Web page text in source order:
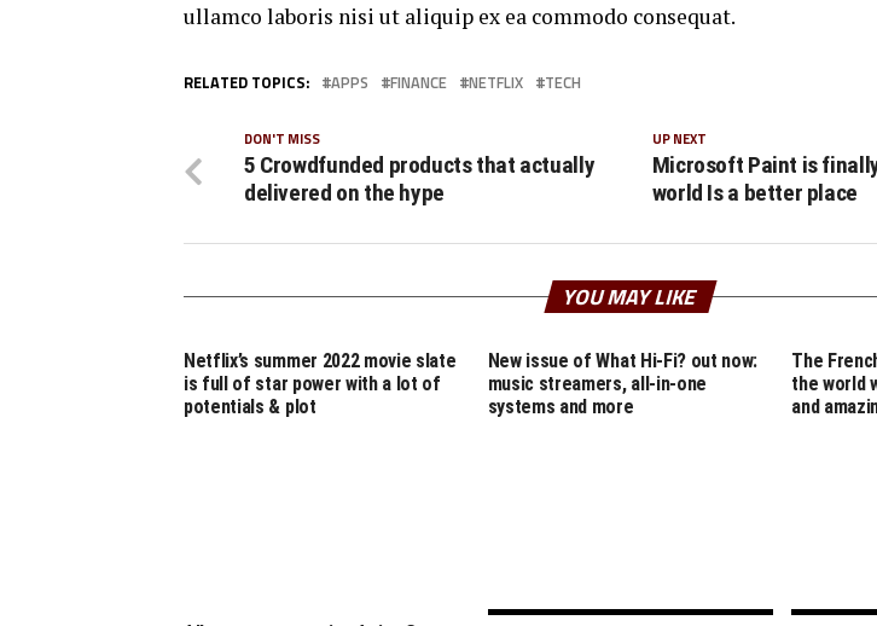
ullamco laboris nisi ut aliquip ex ea commodo consequat.
RELATED TOPICS: APPS FINANCE NETFLIX TECH
UP NEXT
Microsoft Paint is
world Is a better place
DON'T MISS
5 Crowdfunded products that actually
delivered on the hype
YOU MAY LIKE
Netflix’s summer 2022 movie slate
is full of star power with a lot of
potentials & plot
New issue of What Hi-Fi? out now:
music streamers, all-in-one
systems and more
The
the world
and